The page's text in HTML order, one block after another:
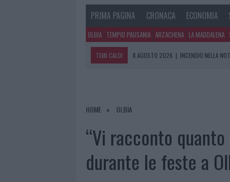
PRIMA PAGINA CRONACA ECONOMIA
OLBIA TEMPIO PAUSANIA ARZACHENA LA MADDALENA
TEMI CALDI 8 AGOSTO 2026 | INCENDIO NELLA
7 AGOSTO 2026
HOME OLBIA
“Vi racconto
durante le feste a